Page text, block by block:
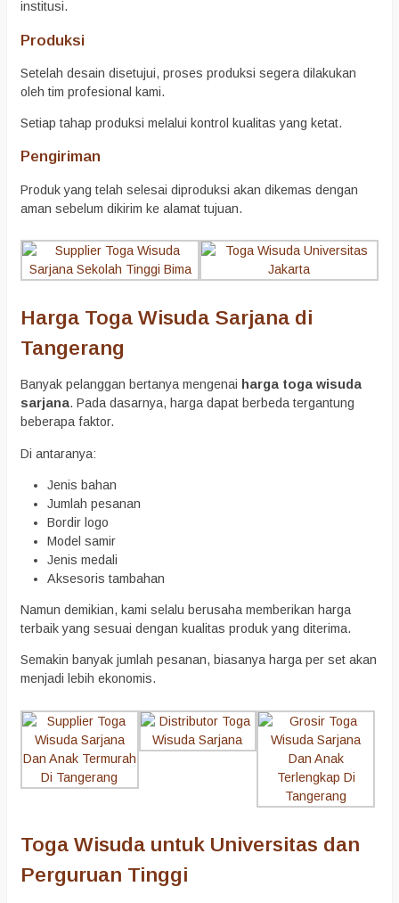
institusi.
Produksi
Setelah desain disetujui, proses produksi segera dilakukan
oleh tim profesional kami.
Setiap tahap produksi melalui kontrol kualitas yang ketat.
Pengiriman
Produk yang telah selesai diproduksi akan dikemas dengan
aman sebelum dikirim ke alamat tujuan.
Harga Toga Wisuda Sarjana di
Tangerang
Banyak pelanggan bertanya mengenai harga toga wisuda
sarjana. Pada dasarnya, harga dapat berbeda tergantung
beberapa faktor.
Di antaranya:
Jenis bahan
Jumlah pesanan
Bordir logo
Model samir
Jenis medali
Aksesoris tambahan
Namun demikian, kami selalu berusaha memberikan harga
terbaik yang sesuai dengan kualitas produk yang diterima.
Semakin banyak jumlah pesanan, biasanya harga per set akan
menjadi lebih ekonomis.
Toga Wisuda untuk Universitas dan
Perguruan Tinggi